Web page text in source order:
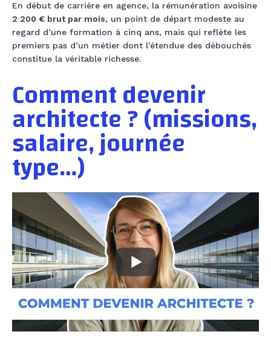
En début de carrière en agence, la rémunération avoisine
2 200 € brut par mois, un point de départ modeste au
regard d’une formation à cinq ans, mais qui reflète les
premiers pas d’un métier dont l’étendue des débouchés
constitue la véritable richesse.
Comment devenir
architecte ? (missions,
salaire, journée
type…)